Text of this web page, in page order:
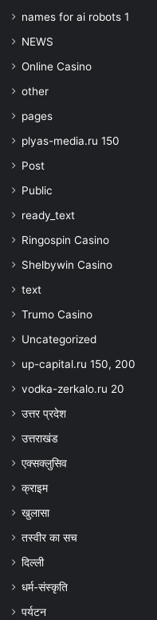
names for ai robots 1
NEWS
Online Casino
other
pages
plyas-media.ru 150
Post
Public
ready_text
Ringospin Casino
Shelbywin Casino
text
Trumo Casino
Uncategorized
up-capital.ru 150, 200
vodka-zerkalo.ru 20
उत्तर प्रदेश
उत्तराखंड
एक्सक्लुसिव
क्राइम
खुलासा
तस्वीर का सच
दिल्ली
धर्म-संस्कृति
पर्यटन